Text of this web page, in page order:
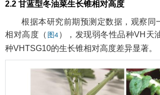
2.2 甘蓝型冬油菜生长锥相对高度
根据本研究前期预测定数据，观察同
相对高度（ 图4 ），发现弱冬性品种VH天
种VHTSG10的生长锥相对高度差异显著。